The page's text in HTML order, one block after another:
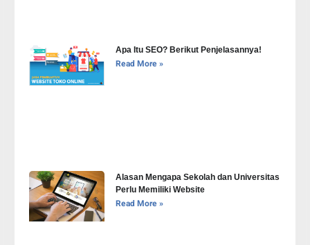
Apa Itu SEO? Berikut Penjelasannya!
Read More »
Alasan Mengapa Sekolah dan Universitas
Perlu Memiliki Website
Read More »